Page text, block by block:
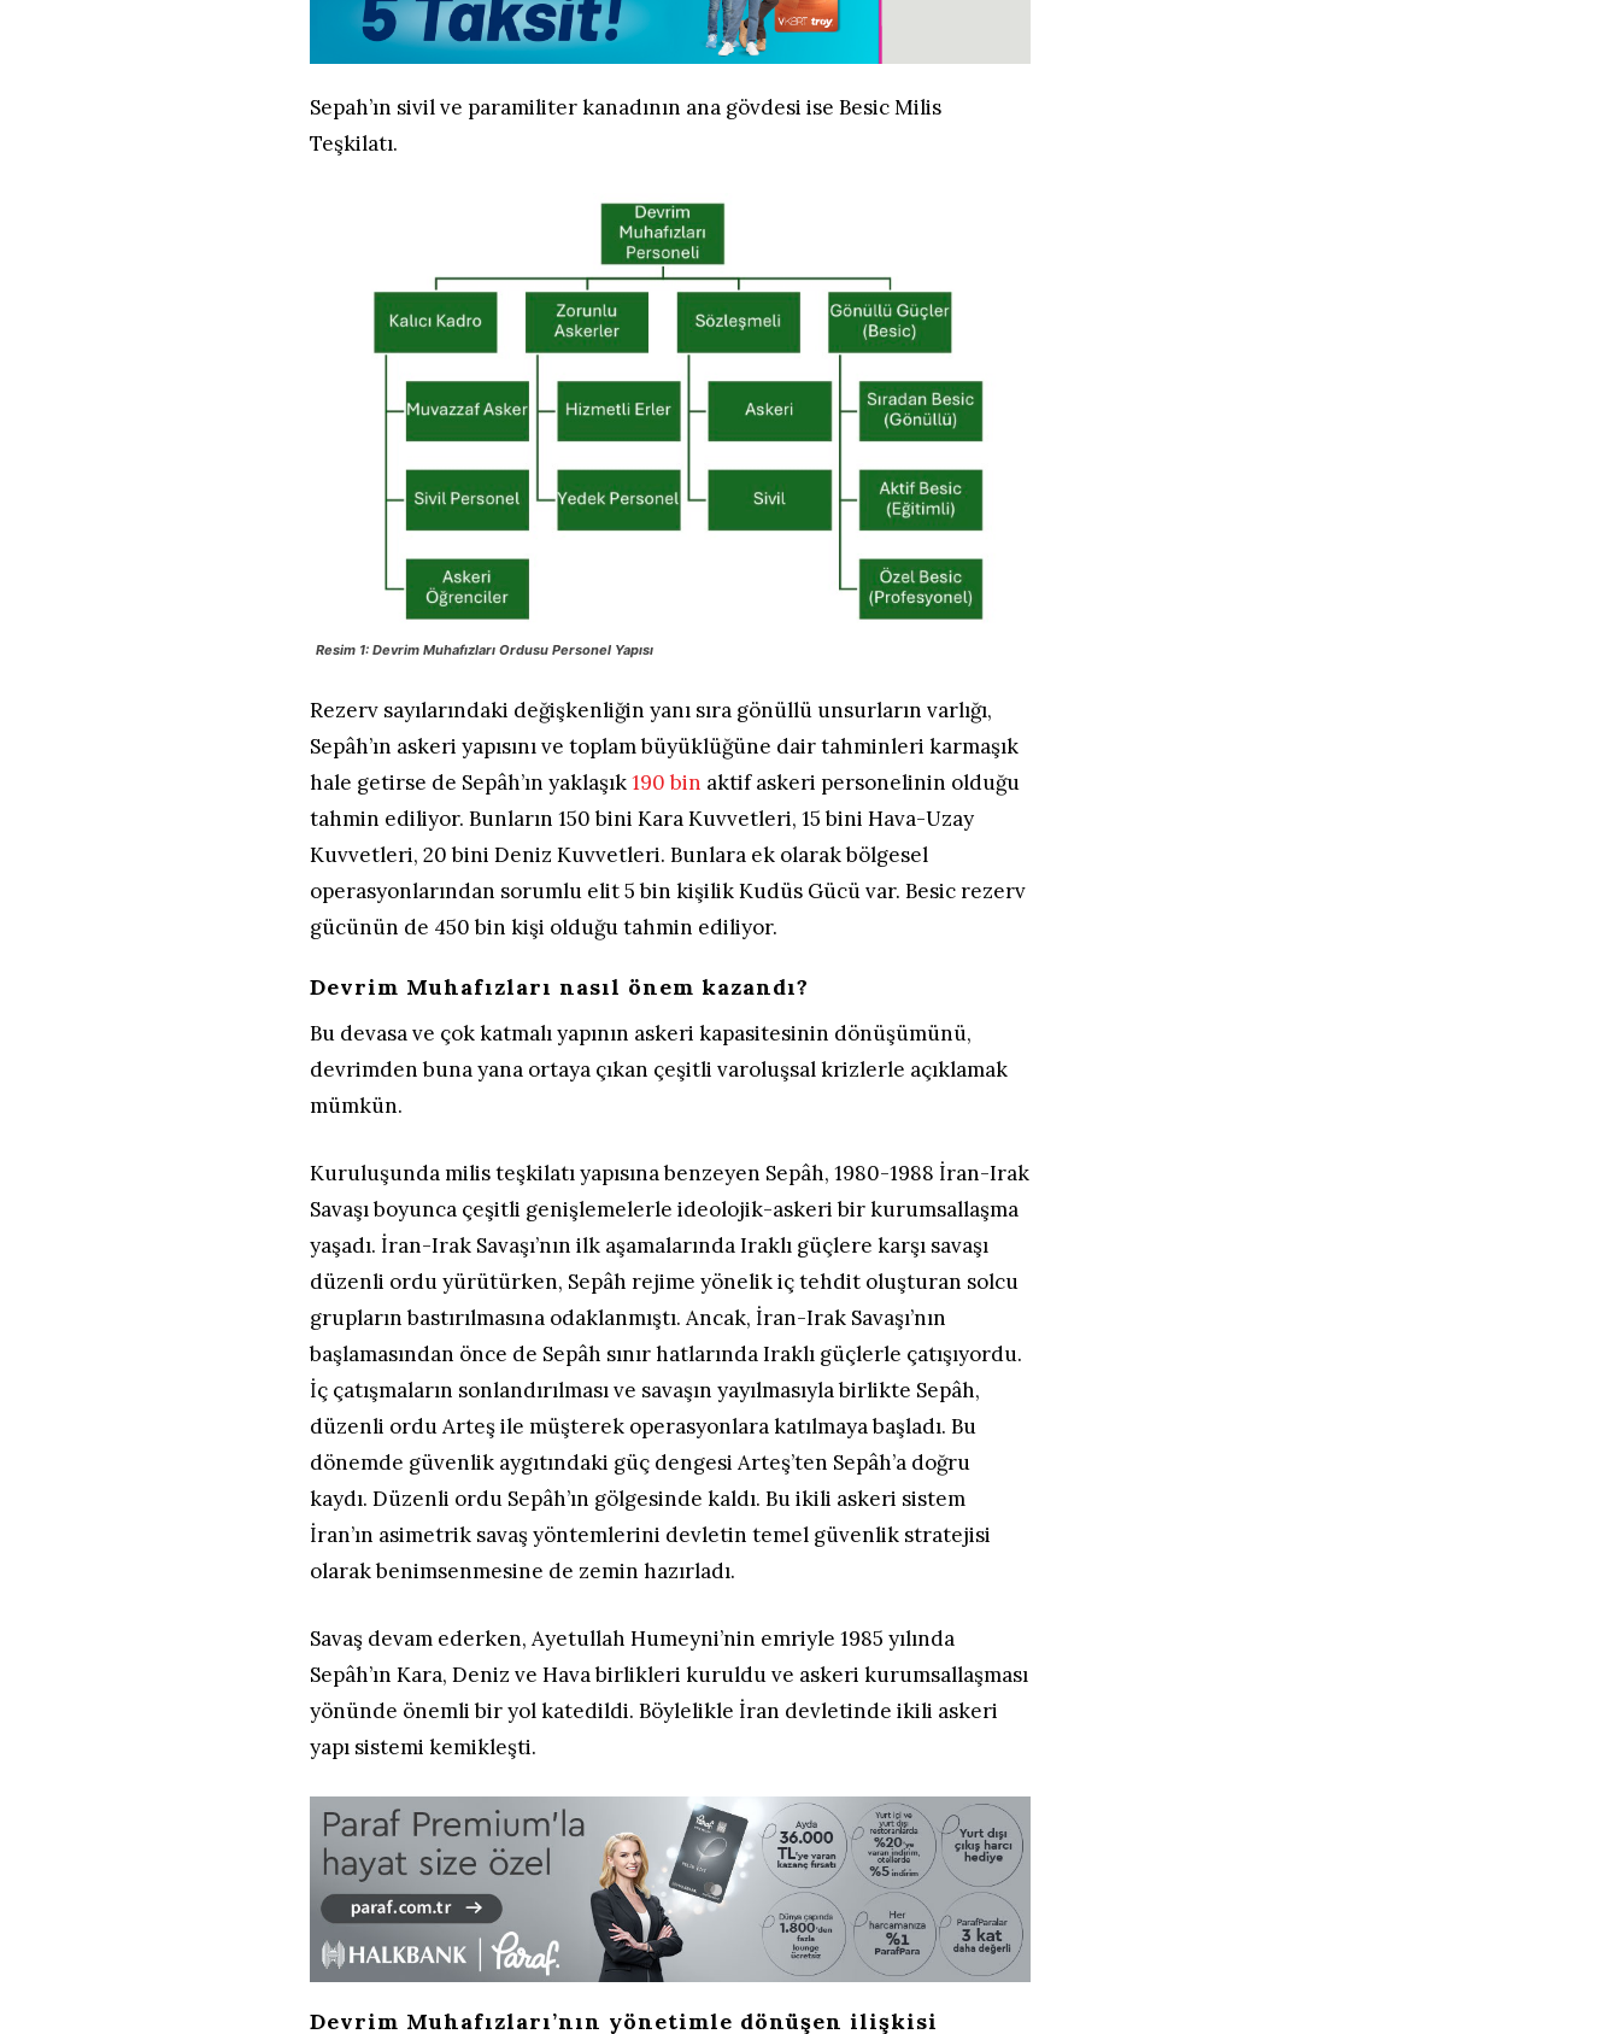
Sepah’ın sivil ve paramiliter kanadının ana gövdesi ise Besic Milis
Teşkilatı.
Resim 1: Devrim Muhafızları Ordusu Personel Yapısı
Rezerv sayılarındaki değişkenliğin yanı sıra gönüllü unsurların varlığı,
Sepâh’ın askeri yapısını ve toplam büyüklüğüne dair tahminleri karmaşık
hale getirse de Sepâh’ın yaklaşık190 bin aktif askeri personelinin olduğu
tahmin ediliyor. Bunların 150 bini Kara Kuvvetleri, 15 bini Hava-Uzay
Kuvvetleri, 20 bini Deniz Kuvvetleri. Bunlara ek olarak bölgesel
operasyonlarından sorumlu elit 5 bin kişilik Kudüs Gücü var. Besic rezerv
gücünün de 450 bin kişi olduğu tahmin ediliyor.
Devrim Muhafızları nasıl önem kazandı?
Bu devasa ve çok katmalı yapının askeri kapasitesinin dönüşümünü,
devrimden buna yana ortaya çıkan çeşitli varoluşsal krizlerle açıklamak
mümkün.
Kuruluşunda milis teşkilatı yapısına benzeyen Sepâh, 1980-1988 İran-Irak
Savaşı boyunca çeşitli genişlemelerle ideolojik-askeri bir kurumsallaşma
yaşadı. İran-Irak Savaşı’nın ilk aşamalarında Iraklı güçlere karşı savaşı
düzenli ordu yürütürken, Sepâh rejime yönelik iç tehdit oluşturan solcu
grupların bastırılmasına odaklanmıştı. Ancak, İran-Irak Savaşı’nın
başlamasından önce de Sepâh sınır hatlarında Iraklı güçlerle çatışıyordu.
İç çatışmaların sonlandırılması ve savaşın yayılmasıyla birlikte Sepâh,
düzenli ordu Arteş ile müşterek operasyonlara katılmaya başladı. Bu
dönemde güvenlik aygıtındaki güç dengesi Arteş’ten Sepâh’a doğru
kaydı. Düzenli ordu Sepâh’ın gölgesinde kaldı. Bu ikili askeri sistem
İran’ın asimetrik savaş yöntemlerini devletin temel güvenlik stratejisi
olarak benimsenmesine de zemin hazırladı.
Savaş devam ederken, Ayetullah Humeyni’nin emriyle 1985 yılında
Sepâh’ın Kara, Deniz ve Hava birlikleri kuruldu ve askeri kurumsallaşması
yönünde önemli bir yol katedildi. Böylelikle İran devletinde ikili askeri
yapı sistemi kemikleşti.
Devrim Muhafızları’nın yönetimle dönüşen ilişkisi